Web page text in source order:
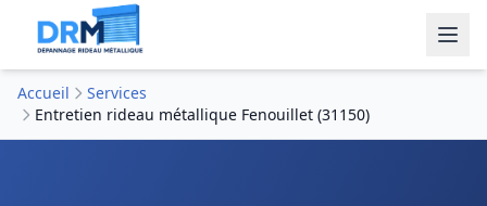
Accueil
Services
Entretien rideau métallique Fenouillet (31150)